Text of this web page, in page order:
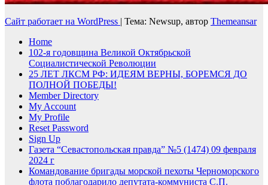
Сайт работает на WordPress | Тема: Newsup, автор Themeansar
Home
102-я годовщина Великой Октябрьской
Социалистической Революции
25 ЛЕТ ЛКСМ РФ: ИДЕЯМ ВЕРНЫ, БОРЕМСЯ ДО
ПОЛНОЙ ПОБЕДЫ!
Member Directory
My Account
My Profile
Reset Password
Sign Up
Газета “Севастопольская правда” №5 (1474) 09 февраля
2024 г
Командование бригады морской пехоты Черноморского
флота поблагодарило депутата-коммуниста С.П.